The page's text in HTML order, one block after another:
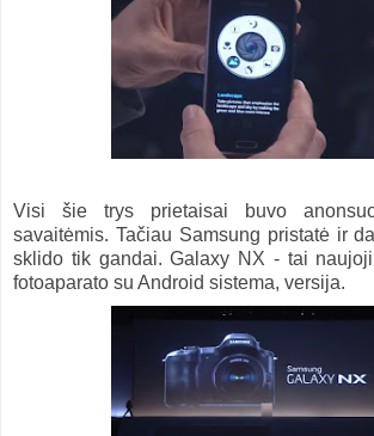
Visi šie trys prietaisai buvo
savaitėmis. Tačiau Samsung pristatė ir
sklido tik gandai. Galaxy NX - tai
fotoaparato su Android sistema, versija.